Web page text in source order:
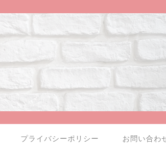
プライバシーポリシー お問い合わ